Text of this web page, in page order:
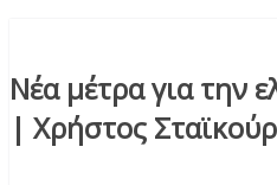
Νέα μέτρα για την
| Χρήστος